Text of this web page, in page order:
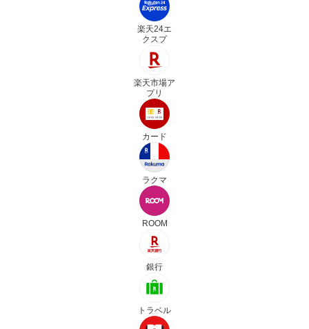
楽天24エ
クスプ
楽天市場ア
プリ
カード
ラクマ
ROOM
銀行
トラベル